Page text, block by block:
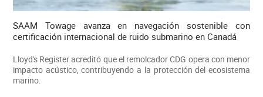
SAAM Towage avanza en navegación sostenible con
certificación internacional de ruido submarino en Canadá
Lloyd's Register acreditó que el remolcador CDG opera con menor
impacto acústico, contribuyendo a la protección del ecosistema
marino.